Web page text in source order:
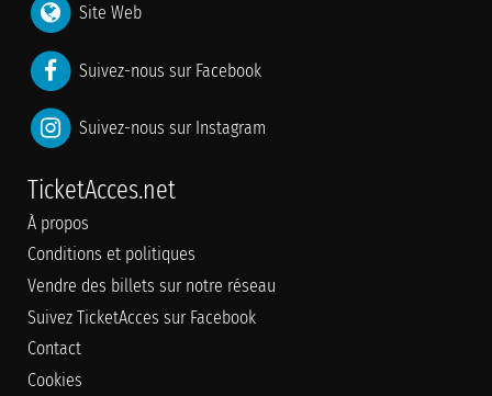
Site Web
Suivez-nous sur Facebook
Suivez-nous sur Instagram
TicketAcces.net
À propos
Conditions et politiques
Vendre des billets sur notre réseau
Suivez TicketAcces sur Facebook
Contact
Cookies